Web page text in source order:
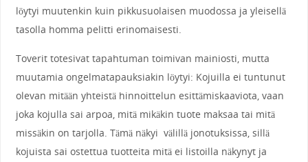
löytyi muutenkin kuin pikkusuolaisen muodossa ja yleisellä
tasolla homma pelitti erinomaisesti.
Toverit totesivat tapahtuman toimivan mainiosti, mutta
muutamia ongelmatapauksiakin löytyi: Kojuilla ei tuntunut
olevan mitään yhteistä hinnoittelun esittämiskaaviota, vaan
joka kojulla sai arpoa, mitä mikäkin tuote maksaa tai mitä
missäkin on tarjolla. Tämä näkyi välillä jonotuksissa, sillä
kojuista sai ostettua tuotteita mitä ei listoilla näkynyt ja